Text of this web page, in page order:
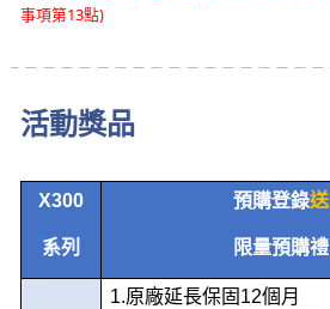
事項第13點)
活動獎品
X300
系列
預購登錄送
限量預購禮
1.原廠延長保固 12個月